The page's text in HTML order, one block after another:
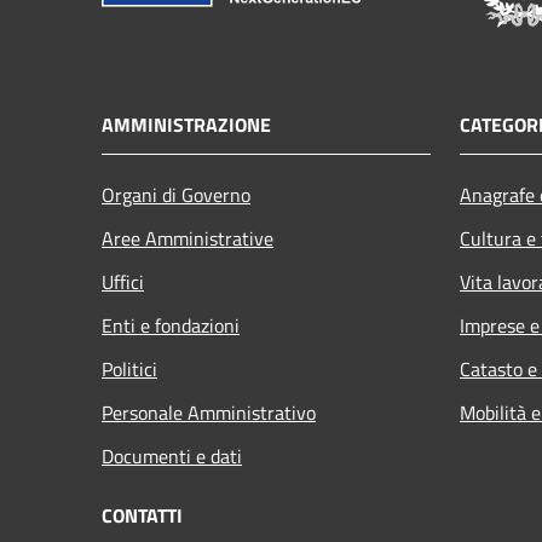
AMMINISTRAZIONE
Organi di Governo
Aree Amministrative
Uffici
Enti e fondazioni
Politici
Personale Amministrativo
Documenti e dati
Cultura
Vita
Imprese
Catasto
Mobilità
CONTATTI